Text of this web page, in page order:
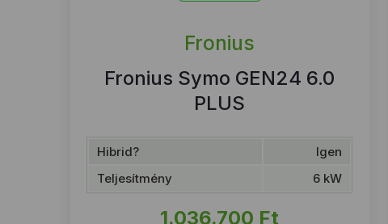
Fronius
Fronius Symo GEN24 6.0
PLUS
Hibrid?
Igen
Teljesítmény
6 kW
1.036.700 Ft